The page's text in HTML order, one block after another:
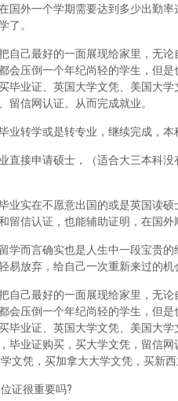
国外一个学期需要达到多少出勤
了。
自己最好的一面展现给家里，无
会压倒一个年纪尚轻的学生，但
毕业证、英国大学文凭、美国大
留信网认证。从而完成就业。
业转学或是转专业，继续完成，
直接申请硕士，（适合大三本科
业实在不愿意出国的或是英国读
留信认证，也能辅助证明，在国外
学而言确实也是人生中一段宝贵
易放弃，给自己一次重新来过的机
自己最好的一面展现给家里，无
会压倒一个年纪尚轻的学生，但
毕业证、英国大学文凭、美国大
毕业证购买，买大学文凭，留信
文凭，买加拿大大学文凭，买新
证很重要吗?